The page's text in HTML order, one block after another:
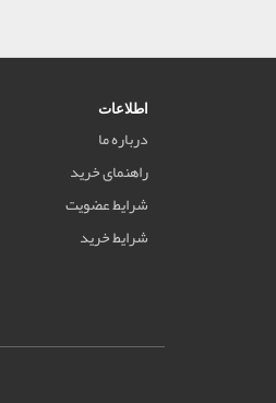
اطلاعات
درباره ما
راهنمای خرید
شرایط عضویت
شرایط خرید